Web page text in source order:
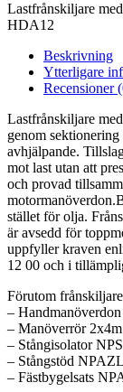
Lastfrånskiljare
HDA12
Beskrivning
Ytterligare
Recensioner
Lastfrånskiljare
genom sektionering
avhjälpande.
mot last utan att
och provad
stället för olja.
är avsedd för
uppfyller kraven
12 00 och i
Förutom
–
– Manöverrör 2x4m
– Stångisolator
– Stångstöd
– Fästbygelsats